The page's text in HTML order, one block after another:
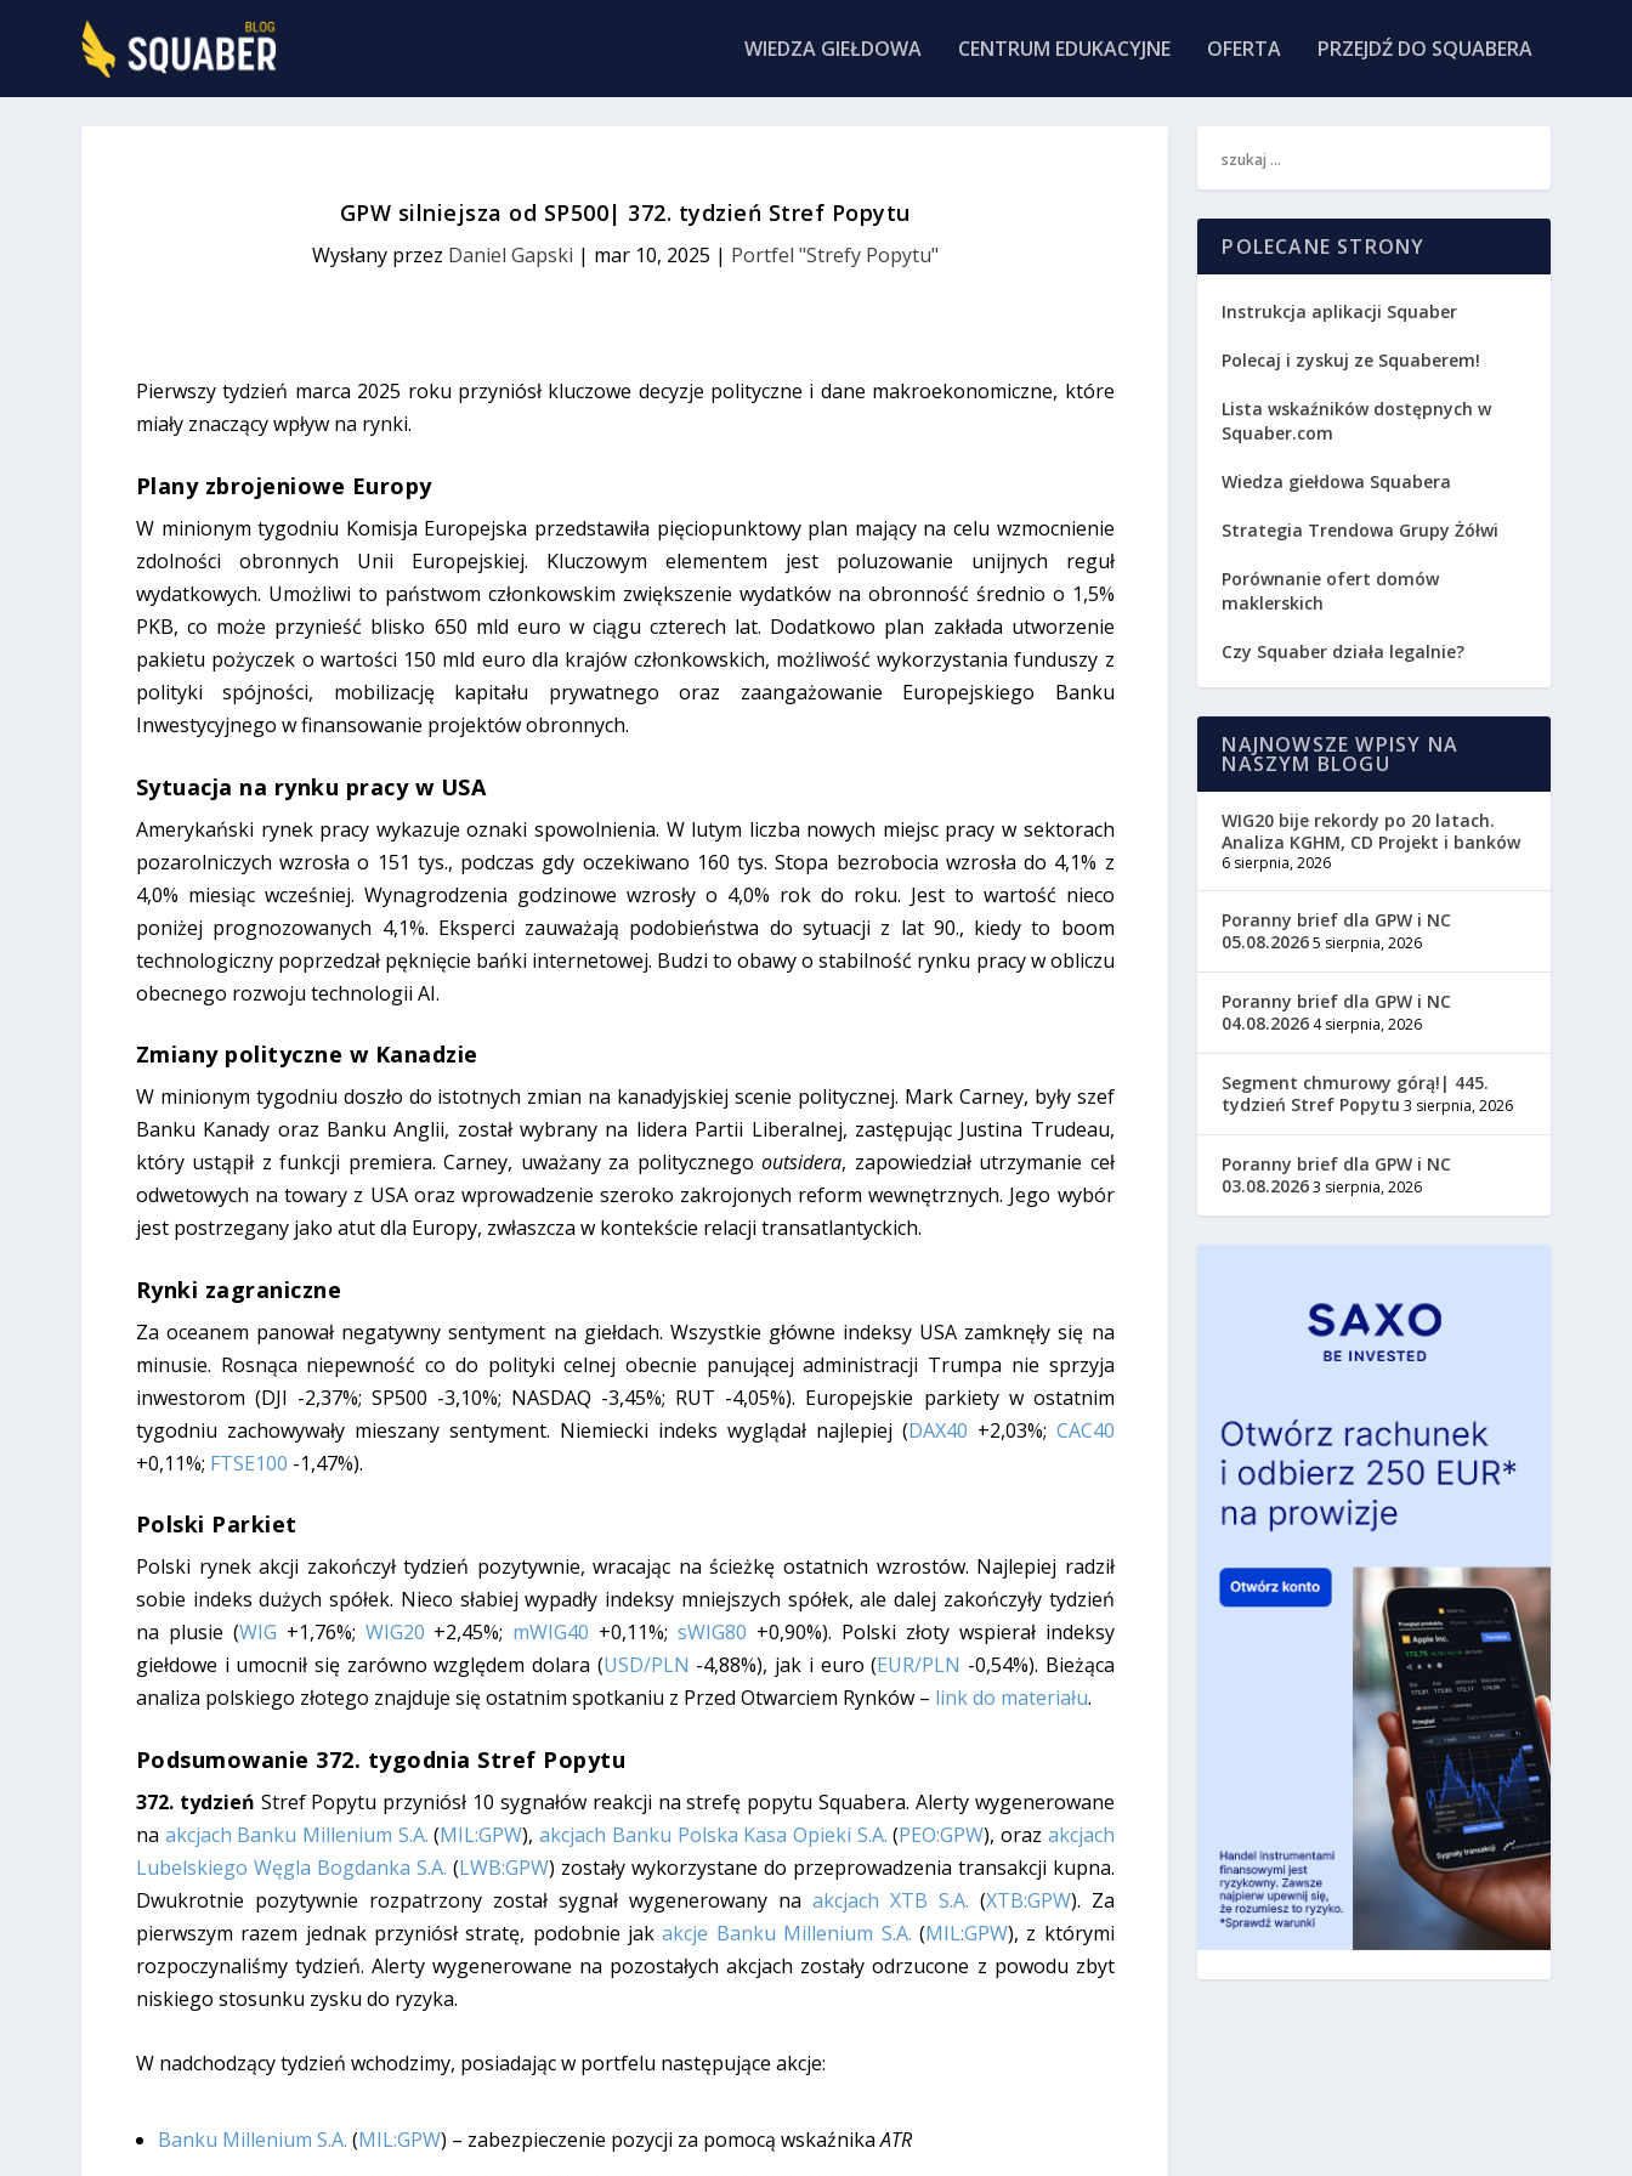
WIEDZA GIEŁDOWA CENTRUM EDUKACYJNE OFERTA PRZEJDŹ DO SQUABERA
GPW silniejsza od SP500| 372. tydzień Stref Popytu
Wysłany przez Daniel Gapski | mar 10, 2025 | Portfel "Strefy Popytu"
Pierwszy tydzień marca 2025 roku przyniósł kluczowe decyzje polityczne i dane makroekonomiczne, które
miały znaczący wpływ na rynki.
Plany zbrojeniowe Europy
W minionym tygodniu Komisja Europejska przedstawiła pięciopunktowy plan mający na celu wzmocnienie
zdolności obronnych Unii Europejskiej. Kluczowym elementem jest poluzowanie unijnych reguł
wydatkowych. Umożliwi to państwom członkowskim zwiększenie wydatków na obronność średnio o 1,5%
PKB, co może przynieść blisko 650 mld euro w ciągu czterech lat. Dodatkowo plan zakłada utworzenie
pakietu pożyczek o wartości 150 mld euro dla krajów członkowskich, możliwość wykorzystania funduszy z
polityki spójności, mobilizację kapitału prywatnego oraz zaangażowanie Europejskiego Banku
Inwestycyjnego w finansowanie projektów obronnych.
Sytuacja na rynku pracy w USA
Amerykański rynek pracy wykazuje oznaki spowolnienia. W lutym liczba nowych miejsc pracy w sektorach
pozarolniczych wzrosła o 151 tys., podczas gdy oczekiwano 160 tys. Stopa bezrobocia wzrosła do 4,1% z
4,0% miesiąc wcześniej. Wynagrodzenia godzinowe wzrosły o 4,0% rok do roku. Jest to wartość nieco
poniżej prognozowanych 4,1%. Eksperci zauważają podobieństwa do sytuacji z lat 90., kiedy to boom
technologiczny poprzedzał pęknięcie bańki internetowej. Budzi to obawy o stabilność rynku pracy w obliczu
obecnego rozwoju technologii AI.
Zmiany polityczne w Kanadzie
W minionym tygodniu doszło do istotnych zmian na kanadyjskiej scenie politycznej. Mark Carney, były szef
Banku Kanady oraz Banku Anglii, został wybrany na lidera Partii Liberalnej, zastępując Justina Trudeau,
który ustąpił z funkcji premiera. Carney, uważany za politycznegooutsidera, zapowiedział utrzymanie ceł
odwetowych na towary z USA oraz wprowadzenie szeroko zakrojonych reform wewnętrznych. Jego wybór
jest postrzegany jako atut dla Europy, zwłaszcza w kontekście relacji transatlantyckich.
Rynki zagraniczne
Za oceanem panował negatywny sentyment na giełdach. Wszystkie główne indeksy USA zamknęły się na
minusie. Rosnąca niepewność co do polityki celnej obecnie panującej administracji Trumpa nie sprzyja
inwestorom (DJI -2,37%; SP500 -3,10%; NASDAQ -3,45%; RUT -4,05%). Europejskie parkiety w ostatnim
tygodniu zachowywały mieszany sentyment. Niemiecki indeks wyglądał najlepiej (DAX40 +2,03%; CAC40
+0,11%; FTSE100 -1,47%).
Polski Parkiet
Polski rynek akcji zakończył tydzień pozytywnie, wracając na ścieżkę ostatnich wzrostów. Najlepiej radził
sobie indeks dużych spółek. Nieco słabiej wypadły indeksy mniejszych spółek, ale dalej zakończyły tydzień
na plusie (WIG +1,76%; WIG20 +2,45%; mWIG40 +0,11%;sWIG80 +0,90%). Polski złoty wspierał indeksy
giełdowe i umocnił się zarówno względem dolara (USD/PLN -4,88%), jak i euro (EUR/PLN -0,54%). Bieżąca
analiza polskiego złotego znajduje się ostatnim spotkaniu z Przed Otwarciem Rynków – link do materiału.
Podsumowanie 372. tygodnia Stref Popytu
372. tydzień Stref Popytu przyniósł 10 sygnałów reakcji na strefę popytu Squabera. Alerty wygenerowane
na akcjach Banku Millenium S.A. (MIL:GPW),akcjach Banku Polska Kasa Opieki S.A. (PEO:GPW), oraz akcjach
Lubelskiego Węgla Bogdanka S.A. (LWB:GPW) zostały wykorzystane do przeprowadzenia transakcji kupna.
Dwukrotnie pozytywnie rozpatrzony został sygnał wygenerowany na akcjach XTB S.A. (XTB:GPW). Za
pierwszym razem jednak przyniósł stratę, podobnie jakakcje Banku Millenium S.A. (MIL:GPW), z którymi
rozpoczynaliśmy tydzień. Alerty wygenerowane na pozostałych akcjach zostały odrzucone z powodu zbyt
niskiego stosunku zysku do ryzyka.
W nadchodzący tydzień wchodzimy, posiadając w portfelu następujące akcje:
Banku Millenium S.A. (MIL:GPW) – zabezpieczenie pozycji za pomocą wskaźnikaATR
POLECANE STRONY
Instrukcja aplikacji Squaber
Polecaj i zyskuj ze Squaberem!
Lista wskaźników dostępnych w
Squaber.com
Wiedza giełdowa Squabera
Strategia Trendowa Grupy Żółwi
Porównanie ofert domów
maklerskich
Czy Squaber działa legalnie?
NAJNOWSZE WPISY NA
NASZYM BLOGU
WIG20 bije rekordy po 20 latach.
Analiza KGHM, CD Projekt i banków
6 sierpnia, 2026
Poranny brief dla GPW i NC
05.08.20265 sierpnia, 2026
Poranny brief dla GPW i NC
04.08.2026 4 sierpnia, 2026
Segment chmurowy górą!| 445.
tydzień Stref Popytu 3 sierpnia, 2026
Poranny brief dla GPW i NC
03.08.20263 sierpnia, 2026